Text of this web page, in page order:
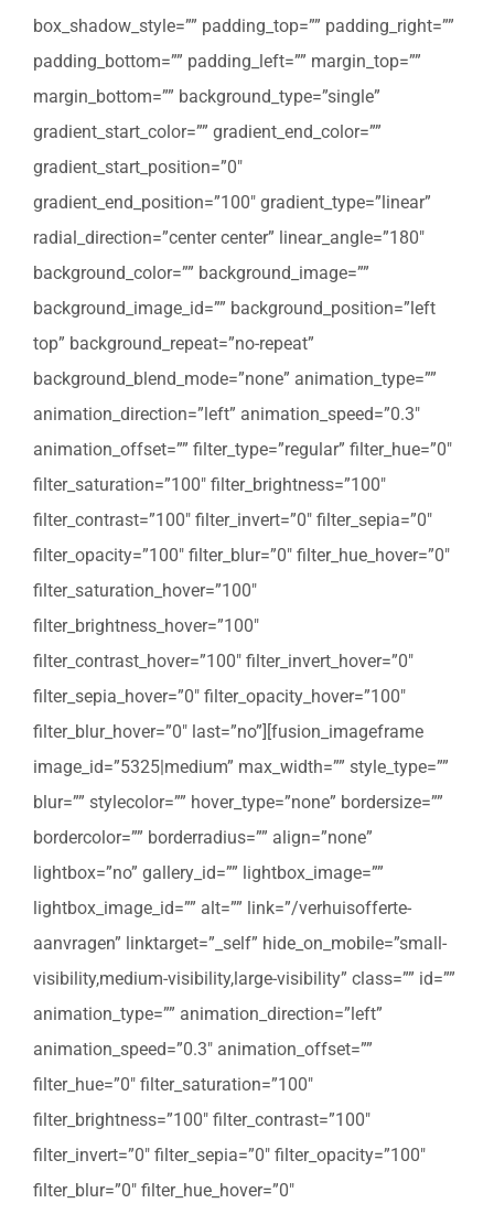
box_shadow_style=”” padding_top=”” padding_right=””
padding_bottom=”” padding_left=”” margin_top=””
margin_bottom=”” background_type=”single”
gradient_start_color=”” gradient_end_color=””
gradient_start_position=”0″
gradient_end_position=”100″ gradient_type=”linear”
radial_direction=”center center” linear_angle=”180″
background_color=”” background_image=””
background_image_id=”” background_position=”left
top” background_repeat=”no-repeat”
background_blend_mode=”none” animation_type=””
animation_direction=”left” animation_speed=”0.3″
animation_offset=”” filter_type=”regular” filter_hue=”0″
filter_saturation=”100″ filter_brightness=”100″
filter_contrast=”100″ filter_invert=”0″ filter_sepia=”0″
filter_opacity=”100″ filter_blur=”0″ filter_hue_hover=”0″
filter_saturation_hover=”100″
filter_brightness_hover=”100″
filter_contrast_hover=”100″ filter_invert_hover=”0″
filter_sepia_hover=”0″ filter_opacity_hover=”100″
filter_blur_hover=”0″ last=”no”][fusion_imageframe
image_id=”5325|medium” max_width=”” style_type=””
blur=”” stylecolor=”” hover_type=”none” bordersize=””
bordercolor=”” borderradius=”” align=”none”
lightbox=”no” gallery_id=”” lightbox_image=””
lightbox_image_id=”” alt=”” link=”/verhuisofferte-
aanvragen” linktarget=”_self” hide_on_mobile=”small-
visibility,medium-visibility,large-visibility” class=”” id=””
animation_type=”” animation_direction=”left”
animation_speed=”0.3″ animation_offset=””
filter_hue=”0″ filter_saturation=”100″
filter_brightness=”100″ filter_contrast=”100″
filter_invert=”0″ filter_sepia=”0″ filter_opacity=”100″
filter_blur=”0″ filter_hue_hover=”0″